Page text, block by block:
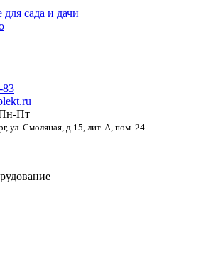
сада и дачи
83
Пт
ул. Смоляная, д.15, лит. А, пом. 24